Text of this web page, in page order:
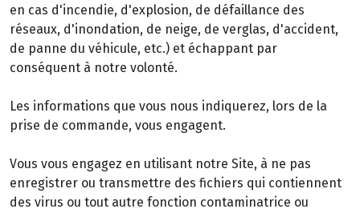
en cas d'incendie, d'explosion, de défaillance des
réseaux, d'inondation, de neige, de verglas, d'accident,
de panne du véhicule, etc.) et échappant par
conséquent à notre volonté.
Les informations que vous nous indiquerez, lors de la
prise de commande, vous engagent.
Vous vous engagez en utilisant notre Site, à ne pas
enregistrer ou transmettre des fichiers qui contiennent
des virus ou tout autre fonction contaminatrice ou